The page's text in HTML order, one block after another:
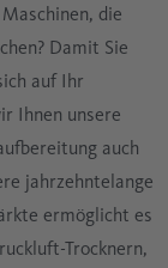
die
Damit Sie
auf Ihr
Ihnen unsere
auch
jahrzehntelange
ermöglicht es
Trocknern,